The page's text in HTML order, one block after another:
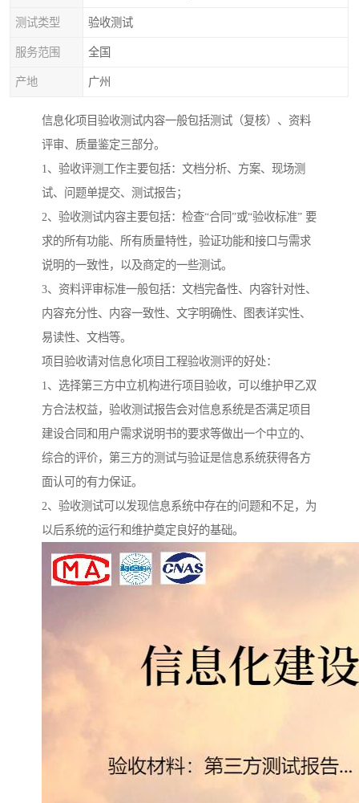
测试类型 验收测试
服务范围 全国
产地 广州
信息化项目验收测试内容一般包括测试（复核）、资料
评审、质量鉴定三部分。
1、验收评测工作主要包括：文档分析、方案、现场测
试、问题单提交、测试报告；
2、验收测试内容主要包括：检查“合同”或“验收标准” 要
求的所有功能、所有质量特性，验证功能和接口与需求
说明的一致性，以及商定的一些测试。
3、资料评审标准一般包括：文档完备性、内容针对性、
内容充分性、内容一致性、文字明确性、图表详实性、
易读性、文档等。
项目验收请对信息化项目工程验收测评的好处：
1、选择第三方中立机构进行项目验收，可以维护甲乙双
方合法权益，验收测试报告会对信息系统是否满足项目
建设合同和用户需求说明书的要求等做出一个中立的、
综合的评价，第三方的测试与验证是信息系统获得各方
面认可的有力保证。
2、验收测试可以发现信息系统中存在的问题和不足，为
以后系统的运行和维护奠定良好的基础。